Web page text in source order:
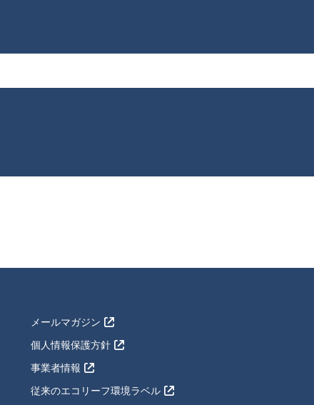
メールマガジン
個人情報保護方針
事業者情報
従来のエコリーフ環境ラベル